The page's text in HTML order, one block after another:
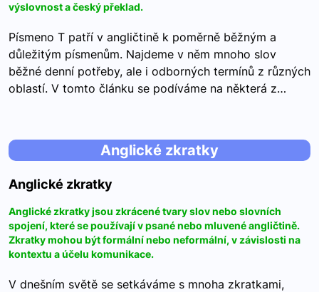
výslovnost a český překlad.
Písmeno T patří v angličtině k poměrně běžným a
důležitým písmenům. Najdeme v něm mnoho slov
běžné denní potřeby, ale i odborných termínů z různých
oblastí. V tomto článku se podíváme na některá z…
Anglické zkratky
Anglické zkratky
Anglické zkratky jsou zkrácené tvary slov nebo slovních
spojení, které se používají v psané nebo mluvené angličtině.
Zkratky mohou být formální nebo neformální, v závislosti na
kontextu a účelu komunikace.
V dnešním světě se setkáváme s mnoha zkratkami,